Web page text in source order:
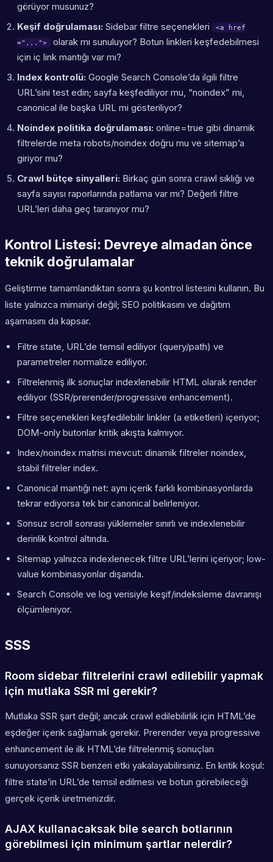
görüyor musunuz?
Keşif doğrulaması: Sidebar filtre seçenekleri <a href
="...">
olarak mı sunuluyor? Botun linkleri keşfedebilmesi
için iç link mantığı var mı?
Index kontrolü: Google Search Console’da ilgili filtre
URL’sini test edin; sayfa keşfediliyor mu, “noindex” mi,
canonical ile başka URL mi gösteriliyor?
Noindex politika doğrulaması: online=true gibi dinamik
filtrelerde meta robots/noindex doğru mu ve sitemap’a
giriyor mu?
Crawl bütçe sinyalleri: Birkaç gün sonra crawl sıklığı ve
sayfa sayısı raporlarında patlama var mı? Değerli filtre
URL’leri daha geç taranıyor mu?
Kontrol Listesi: Devreye almadan önce
teknik doğrulamalar
Geliştirme tamamlandıktan sonra şu kontrol listesini kullanın. Bu
liste yalnızca mimariyi değil; SEO politikasını ve dağıtım
aşamasını da kapsar.
Filtre state, URL’de temsil ediliyor (query/path) ve
parametreler normalize ediliyor.
Filtrelenmiş ilk sonuçlar indexlenebilir HTML olarak render
ediliyor (SSR/prerender/progressive enhancement).
Filtre seçenekleri keşfedilebilir linkler (a etiketleri) içeriyor;
DOM-only butonlar kritik akışta kalmıyor.
Index/noindex matrisi mevcut: dinamik filtreler noindex,
stabil filtreler index.
Canonical mantığı net: aynı içerik farklı kombinasyonlarda
tekrar ediyorsa tek bir canonical belirleniyor.
Sonsuz scroll sonrası yüklemeler sınırlı ve indexlenebilir
derinlik kontrol altında.
Sitemap yalnızca indexlenecek filtre URL’lerini içeriyor; low-
value kombinasyonlar dışarıda.
Search Console ve log verisiyle keşif/indeksleme davranışı
ölçümleniyor.
SSS
Room sidebar filtrelerini crawl edilebilir yapmak
için mutlaka SSR mi gerekir?
Mutlaka SSR şart değil; ancak crawl edilebilirlik için HTML’de
eşdeğer içerik sağlamak gerekir. Prerender veya progressive
enhancement ile ilk HTML’de filtrelenmiş sonuçları
sunuyorsanız SSR benzeri etki yakalayabilirsiniz. En kritik koşul:
filtre state’in URL’de temsil edilmesi ve botun görebileceği
gerçek içerik üretmenizdir.
AJAX kullanacaksak bile search botlarının
görebilmesi için minimum şartlar nelerdir?